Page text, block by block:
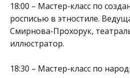
18:00 – Мастер-класс по
росписью в этностиле.
Смирнова-Прохорук,
иллюстратор.
18:30 – Мастер-класс по